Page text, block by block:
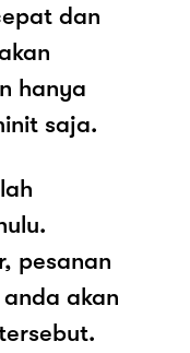
dan
hanya
saja.
pesanan
akan